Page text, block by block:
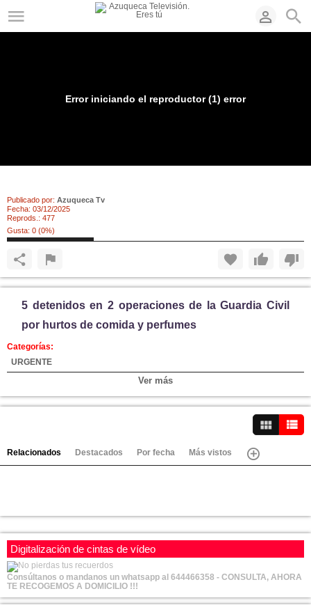
Error iniciando el reproductor (1) error
Publicado por: Azuqueca Tv
Fecha: 03/12/2025
Reprods.: 477
Gusta: 0 (0%)
5 detenidos en 2 operaciones de laGuardia Civil
por hurtos de comida y perfumes
Categorías:
URGENTE
Canales:
Azuqueca
Ver más
Relacionados Destacados Por fecha Más vistos
Digitalización de cintas de vídeo
Consúltanos o mandanos un whatsapp al 644466358 - CONSULTA, AHORA
TE RECOGEMOS A DOMICILIO !!!